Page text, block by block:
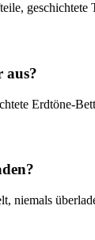
aus?
Erdtöne-
niemals